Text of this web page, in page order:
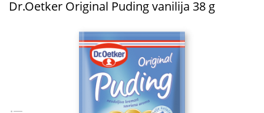
Dr.Oetker Original Puding vanilija 38 g